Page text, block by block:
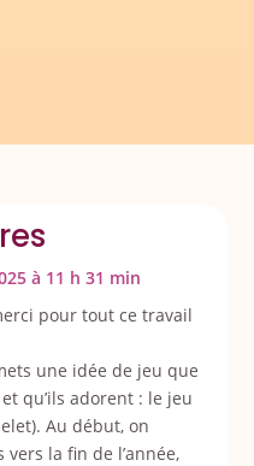
à 11 h 31 min
pour tout ce travail
une idée de jeu que
qu’ils adorent : le jeu
Au début, on
la fin de l’année,